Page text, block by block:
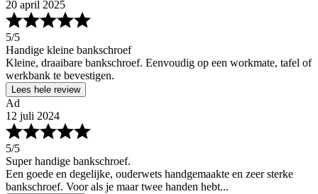
20 april 2025
5/5
Handige kleine bankschroef
Kleine, draaibare bankschroef. Eenvoudig op een workmate, tafel of
werkbank te bevestigen.
Lees hele review
Ad
12 juli 2024
5/5
Super handige bankschroef.
Een goede en degelijke, ouderwets handgemaakte en zeer sterke
bankschroef. Voor als je maar twee handen hebt...